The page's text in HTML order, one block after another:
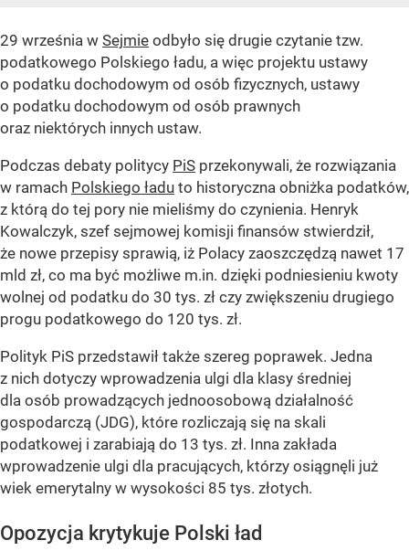
29 września w Sejmie odbyło się drugie czytanie tzw.
podatkowego Polskiego ładu, a więc projektu ustawy
o podatku dochodowym od osób fizycznych, ustawy
o podatku dochodowym od osób prawnych
oraz niektórych innych ustaw.
Podczas debaty politycy PiS przekonywali, że rozwiązania
w ramach Polskiego ładu to historyczna obniżka podatków,
z którą do tej pory nie mieliśmy do czynienia. Henryk
Kowalczyk, szef sejmowej komisji finansów stwierdził,
że nowe przepisy sprawią, iż Polacy zaoszczędzą nawet 17
mld zł, co ma być możliwe m.in. dzięki podniesieniu kwoty
wolnej od podatku do 30 tys. zł czy zwiększeniu drugiego
progu podatkowego do 120 tys. zł.
Polityk PiS przedstawił także szereg poprawek. Jedna
z nich dotyczy wprowadzenia ulgi dla klasy średniej
dla osób prowadzących jednoosobową działalność
gospodarczą (JDG), które rozliczają się na skali
podatkowej i zarabiają do 13 tys. zł. Inna zakłada
wprowadzenie ulgi dla pracujących, którzy osiągnęli już
wiek emerytalny w wysokości 85 tys. złotych.
Opozycja krytykuje Polski ład